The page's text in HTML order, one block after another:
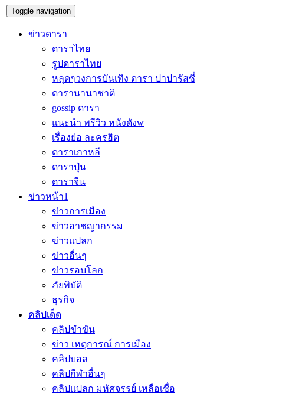
Toggle navigation
ข่าวดารา
ดาราไทย
รูปดาราไทย
หลุดๆวงการบันเทิง ดารา ปาปารัสซี่
ดารานานาชาติ
gossip ดารา
แนะนำ พรีวิว หนังดังw
เรื่องย่อ ละครฮิต
ดาราเกาหลี
ดาราปุ่น
ดาราจีน
ข่าวหน้า1
ข่าวการเมือง
ข่าวอาชญากรรม
ข่าวแปลก
ข่าวอื่นๆ
ข่าวรอบโลก
ภัยพิบัติ
ธุรกิจ
คลิปเด็ด
คลิปขำขัน
ข่าว เหตุการณ์ การเมือง
คลิปบอล
คลิปกีฬาอื่นๆ
คลิปแปลก มหัศจรรย์ เหลือเชื่อ